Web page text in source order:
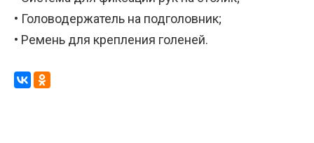
• Головодержатель на подголовник;
• Ремень для крепления голеней.